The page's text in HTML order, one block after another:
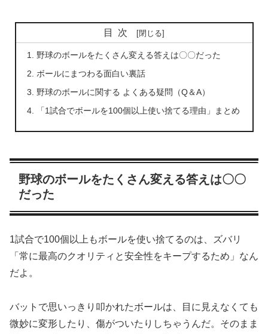
目次
野球のボールをたくさん変える答えは〇〇だった
ボールにまつわる面白い裏話
野球のボールに関する よくある疑問（Q＆A）
「1試合でボールを100個以上使い捨てる理由」まとめ
野球のボールをたくさん変える答えは〇〇
だった
1試合で100個以上もボールを使い捨てるのは、ズバリ
「常に最高のクオリティと安全性をキープするため」なん
だよ。
バットで思いっきり叩かれたボールは、目に見えなくても
微妙に変形したり、傷がついたりしちゃうんだ。そのまま